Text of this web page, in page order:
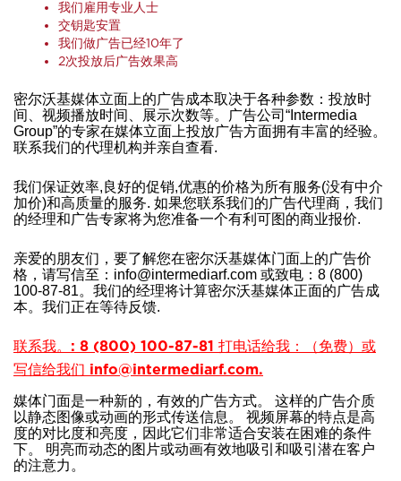
我们雇用专业人士
交钥匙安置
我们做广告已经10年了
2次投放后广告效果高
密尔沃基媒体立面上的广告成本取决于各种参数：投放时
间、视频播放时间、展示次数等。广告公司“Intermedia
Group”的专家在媒体立面上投放广告方面拥有丰富的经验。
联系我们的代理机构并亲自查看.
我们保证效率,良好的促销,优惠的价格为所有服务(没有中介
加价)和高质量的服务. 如果您联系我们的广告代理商，我们
的经理和广告专家将为您准备一个有利可图的商业报价.
亲爱的朋友们，要了解您在密尔沃基媒体门面上的广告价
格，请写信至：info@intermediarf.com 或致电：8 (800)
100-87-81。我们的经理将计算密尔沃基媒体正面的广告成
本。我们正在等待反馈.
联系我。: 8 (800) 100-87-81 打电话给我：（免费）或
写信给我们 info@intermediarf.com.
媒体门面是一种新的，有效的广告方式。 这样的广告介质
以静态图像或动画的形式传送信息。 视频屏幕的特点是高
度的对比度和亮度，因此它们非常适合安装在困难的条件
下。 明亮而动态的图片或动画有效地吸引和吸引潜在客户
的注意力。